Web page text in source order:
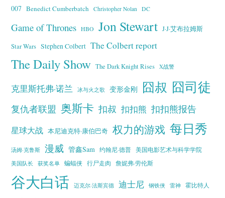
007 Benedict Cumberbatch Christopher Nolan DC
Game of Thrones HBO Jon Stewart J·J·艾布拉姆斯
Star Wars Stephen Colbert The Colbert report
The Daily Show The Dark Knight Rises X战警
克里斯托弗·诺兰 冰与火之歌 变形金刚 囧叔 囧司徒
复仇者联盟 奥斯卡 扣叔 扣扣熊 扣扣熊报告
星球大战 本尼迪克特·康伯巴奇 权力的游戏 每日秀
汤姆·克鲁斯 漫威 管鑫Sam 约翰尼·德普
美国电影艺术与科学学院
美国队长
获奖名单 蝙蝠侠 行尸走肉 詹妮弗·劳伦斯
谷大白话 迈克尔·法斯宾德 迪士尼 钢铁侠 雷神 霍比特人